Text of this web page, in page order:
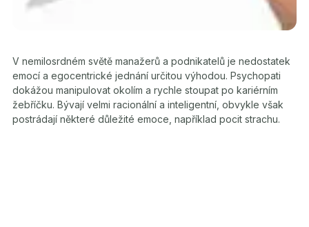
V nemilosrdném světě manažerů a podnikatelů je nedostatek
emocí a egocentrické jednání určitou výhodou. Psychopati
dokážou manipulovat okolím a rychle stoupat po kariérním
žebříčku. Bývají velmi racionální a inteligentní, obvykle však
postrádají některé důležité emoce, například pocit strachu.